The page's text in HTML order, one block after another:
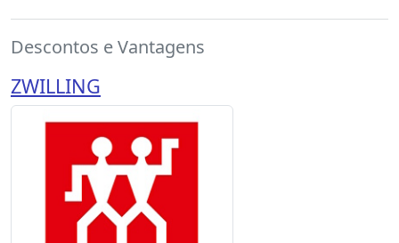
Descontos e Vantagens
ZWILLING